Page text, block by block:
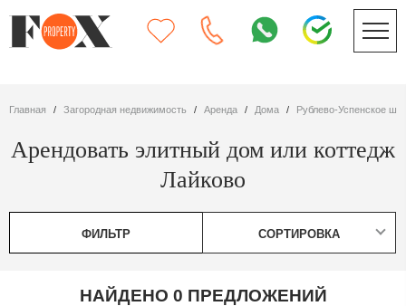
Главная Загородная недвижимость Аренда дома Рублево-Успенское
Арендовать элитный дом или коттедж
Лайково
ФИЛЬТР СОРТИРОВКА
НАЙДЕНО 0 ПРЕДЛОЖЕНИЙ